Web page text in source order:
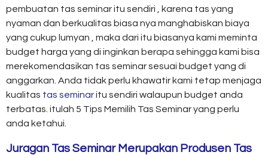
pembuatan tas seminar itu sendiri , karena tas yang
nyaman dan berkualitas biasa nya manghabiskan biaya
yang cukup lumyan , maka dari itu biasanya kami meminta
budget harga yang di inginkan berapa sehingga kami bisa
merekomendasikan tas seminar sesuai budget yang di
anggarkan. Anda tidak perlu khawatir kami tetap menjaga
kualitas tas seminaritu sendiri walaupun budget anda
terbatas. itulah 5 Tips Memilih Tas Seminar yang perlu
anda ketahui.
Juragan Tas Seminar Merupakan Produsen Tas